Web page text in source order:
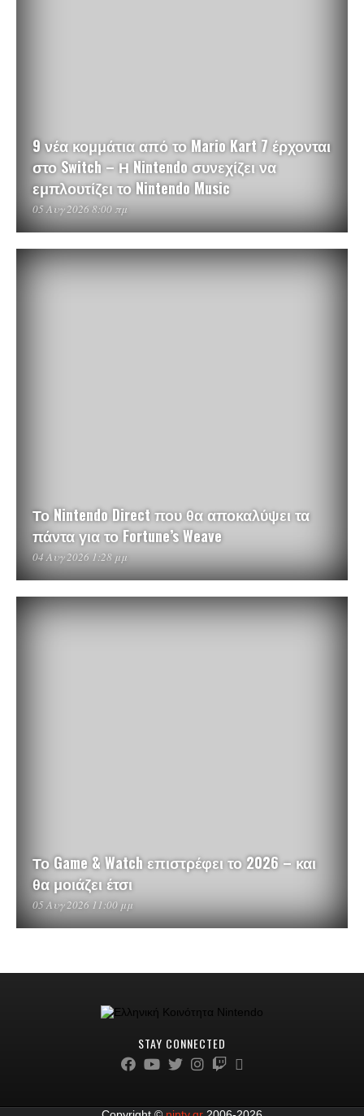
9 νέα κομμάτια από το Mario Kart 7 έρχονται
στο Switch – Η Nintendo συνεχίζει να
εμπλουτίζει το Nintendo Music
05 Αυγ 2026 8:00 πμ
Το Nintendo Direct που θα αποκαλύψει τα
πάντα για το Fortune’s Weave
04 Αυγ 2026 1:28 μμ
Το Game & Watch επιστρέφει το 2026 – και
θα μοιάζει έτσι
05 Αυγ 2026 11:00 μμ
STAY CONNECTED